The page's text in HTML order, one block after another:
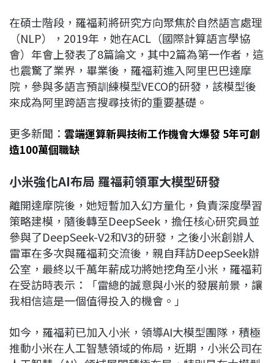
在碩士階段，羅福莉將研究方向聚焦於自然語言處理
（NLP），2019年，她在ACL（國際計算語言學協
會）年會上發表了8篇論文，其中2篇為第一作者，這
也震驚了業界，畢業後，羅福莉進入阿里巴巴達摩
院，參與多語言預訓練模型VECO的研發，該模型後
來成為阿里跨語言搜尋技術的重要基礎。
更多新聞： 雲端運算新興技術工作機會大爆發 5年可創
造100萬個職缺
小米強化AI布局 羅福莉領軍大模型研發
離開達摩院後，她短暫加入幻方量化，負責深度學習
策略建模，隨後轉至DeepSeek，擔任核心研究員並
參與了DeepSeek-V2和V3的研發，之後小米創辦人
雷軍在多次與羅福莉交流後，親自拜訪DeepSeek辦
公室，最終以千萬年薪成功將她挖角至小米，羅福莉
在受訪時表示：「雷總的誠意與小米的發展前景，讓
我相信這是一個值得投入的機會。」
如今，羅福莉已加入小米，領導AI大模型團隊，積極
推動小米在人工智慧領域的佈局，近期，小米公司在